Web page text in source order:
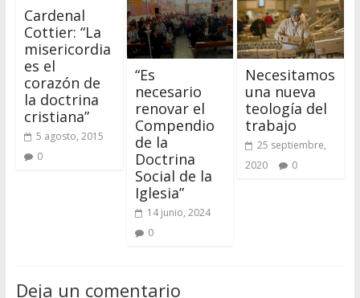
Cardenal
Cottier: “La
misericordia
es el
corazón de
la doctrina
cristiana”
5 agosto, 2015
0
“Es
necesario
renovar el
Compendio
de la
Doctrina
Social de la
Iglesia”
14 junio, 2024
0
Necesitamos
una nueva
teología del
trabajo
25 septiembre,
2020
0
Deja un comentario